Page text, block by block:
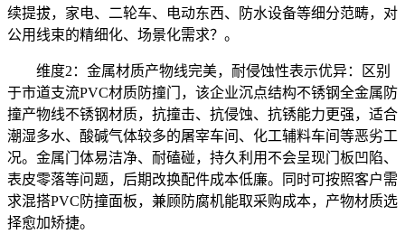
续提拔，家电、二轮车、电动东西、防水设备等细分范畴，对
公用线束的精细化、场景化需求？。
维度2：金属材质产物线完美，耐侵蚀性表示优异：区别
于市道支流PVC材质防撞门，该企业沉点结构不锈钢全金属防
撞产物线不锈钢材质，抗撞击、抗侵蚀、抗锈能力更强，适合
潮湿多水、酸碱气体较多的屠宰车间、化工辅料车间等恶劣工
况。金属门体易洁净、耐磕碰，持久利用不会呈现门板凹陷、
表皮零落等问题，后期改换配件成本低廉。同时可按照客户需
求混搭PVC防撞面板，兼顾防腐机能取采购成本，产物材质选
择愈加矫捷。